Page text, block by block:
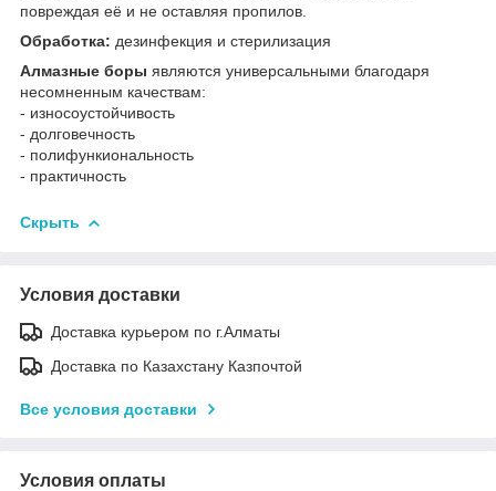
повреждая её и не оставляя пропилов.
Обработка: дезинфекция и стерилизация
Алмазные боры являются универсальными благодаря
несомненным качествам:
- износоустойчивость
- долговечность
- полифункиональность
- практичность
Скрыть
Условия доставки
Доставка курьером по г.Алматы
Доставка по Казахстану Казпочтой
Все условия доставки
Условия оплаты